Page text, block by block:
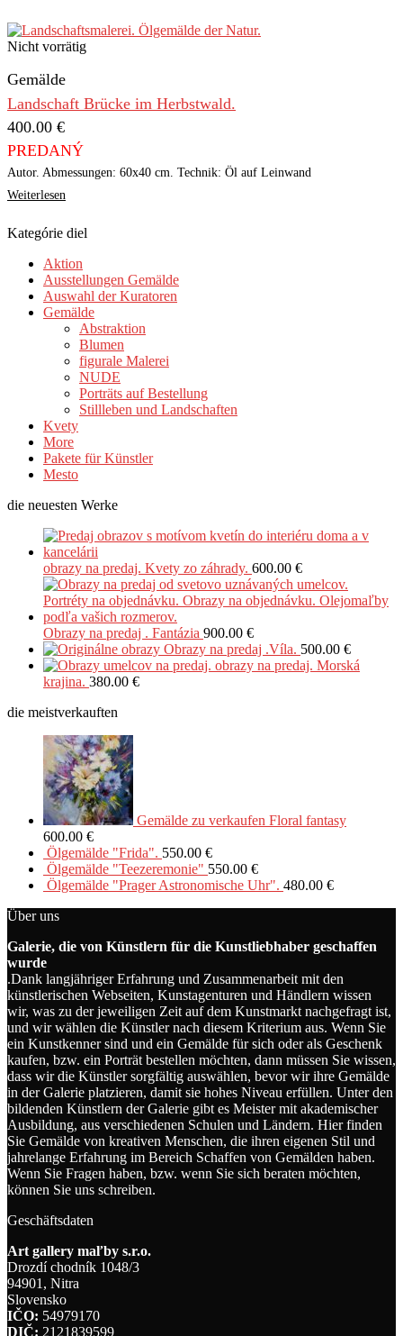
Nicht vorrätig
Gemälde
Landschaft Brücke im Herbstwald.
400.00 €
PREDANÝ
Autor. Abmessungen: 60x40 cm. Technik: Öl auf Leinwand
Weiterlesen
Kategórie diel
Aktion
Ausstellungen Gemälde
Auswahl der Kuratoren
Gemälde
Abstraktion
Blumen
figurale Malerei
NUDE
Porträts auf Bestellung
Stillleben und Landschaften
Kvety
More
Pakete für Künstler
Mesto
die neuesten Werke
obrazy na predaj. Kvety zo záhrady. 600.00 €
Obrazy na predaj . Fantázia 900.00 €
Obrazy na predaj .Víla. 500.00 €
obrazy na predaj. Morská
krajina. 380.00 €
die meistverkauften
Gemälde zu verkaufen Floral fantasy
600.00 €
Ölgemälde "Frida". 550.00 €
Ölgemälde "Teezeremonie" 550.00 €
Ölgemälde "Prager Astronomische Uhr". 480.00 €
Über uns
Galerie, die von Künstlern für die Kunstliebhaber geschaffen
wurde
.Dank langjähriger Erfahrung und Zusammenarbeit mit den
künstlerischen Webseiten, Kunstagenturen und Händlern wissen
wir, was zu der jeweiligen Zeit auf dem Kunstmarkt nachgefragt ist,
und wir wählen die Künstler nach diesem Kriterium aus. Wenn Sie
ein Kunstkenner sind und ein Gemälde für sich oder als Geschenk
kaufen, bzw. ein Porträt bestellen möchten, dann müssen Sie wissen,
dass wir die Künstler sorgfältig auswählen, bevor wir ihre Gemälde
in der Galerie platzieren, damit sie hohes Niveau erfüllen. Unter den
bildenden Künstlern der Galerie gibt es Meister mit akademischer
Ausbildung, aus verschiedenen Schulen und Ländern. Hier finden
Sie Gemälde von kreativen Menschen, die ihren eigenen Stil und
jahrelange Erfahrung im Bereich Schaffen von Gemälden haben.
Wenn Sie Fragen haben, bzw. wenn Sie sich beraten möchten,
können Sie uns schreiben.
Geschäftsdaten
Art gallery maľby s.r.o.
Drozdí chodník 1048/3
94901, Nitra
Slovensko
IČO: 54979170
DIČ: 2121839599